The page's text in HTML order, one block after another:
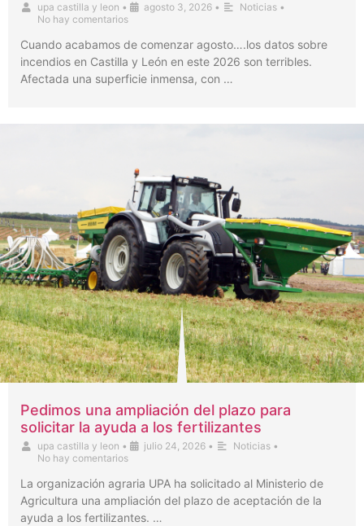
upa castilla y leon • agosto 3, 2026 • Noticias •
No hay comentarios
Cuando acabamos de comenzar agosto….los datos sobre
incendios en Castilla y León en este 2026 son terribles.
Afectada una superficie inmensa, con …
Pedimos una ampliación del plazo para
solicitar la ayuda a los fertilizantes
upa castilla y leon • julio 24, 2026 • Noticias •
No hay comentarios
La organización agraria UPA ha solicitado al Ministerio de
Agricultura una ampliación del plazo de aceptación de la
ayuda a los fertilizantes. …